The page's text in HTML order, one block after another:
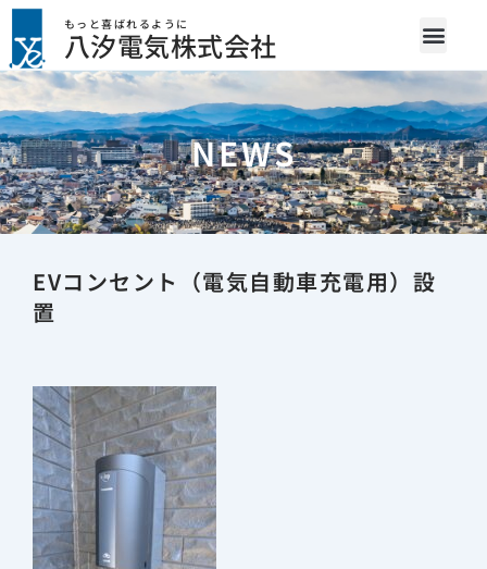
内
容
を
ス
キ
ッ
プ
もっと喜ばれるように
八汐電気株式会社
NEWS
EVコンセント（電気自動車充電用）設
置